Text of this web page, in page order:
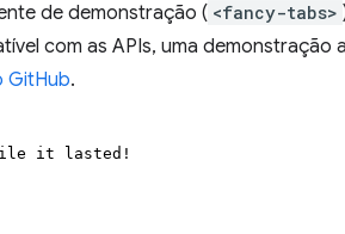
de demonstração ( <fancy-tabs>
com as APIs, uma demonstração
GitHub.